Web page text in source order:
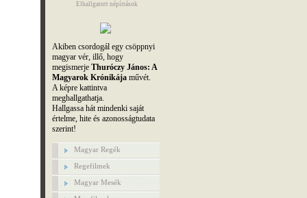
Elhallgatott népírtások
Akiben csordogál egy csöppnyi
magyar vér, illő, hogy
megismerje Thuróczy János: A
Magyarok Krónikájaművét.
A képre kattintva
meghallgathatja.
Hallgassa hát mindenki saját
értelme, hite és azonosságtudata
szerint!
Magyar Regék
Regefilmek
Magyar Mesék